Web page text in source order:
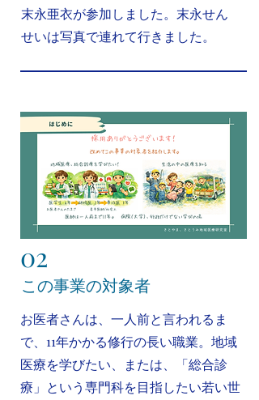
末永亜衣が参加しました。末永せん
せいは写真で連れて行きました。
02
​この事業の対象者
​お医者さんは、一人前と言われるま
で、11年かかる修行の長い職業。地域
医療を学びたい、または、「総合診
療」という専門科を目指したい若い世